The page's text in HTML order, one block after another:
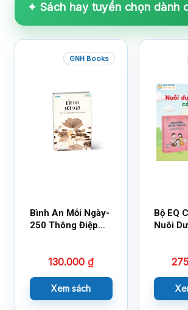
✦ Sách hay tuyển chọn dành
GNH Books
Bình An Mỗi Ngày-
250 Thông Điệp
130.000₫
Xem sách
Bộ EQ
Nuôi